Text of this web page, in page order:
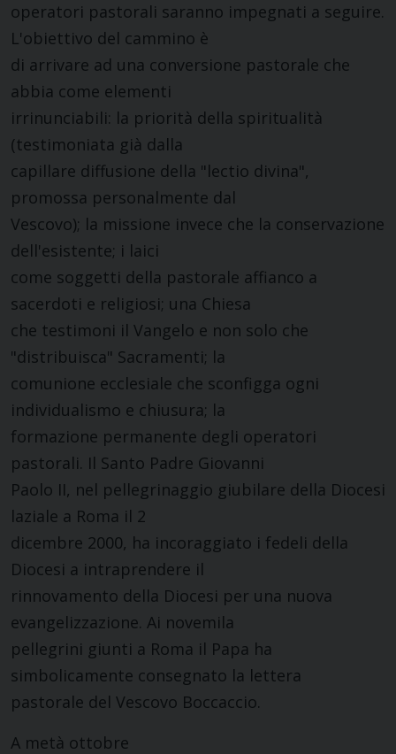
operatori pastorali saranno impegnati a seguire.
L'obiettivo del cammino è
di arrivare ad una conversione pastorale che
abbia come elementi
irrinunciabili: la priorità della spiritualità
(testimoniata già dalla
capillare diffusione della "lectio divina",
promossa personalmente dal
Vescovo); la missione invece che la conservazione
dell'esistente; i laici
come soggetti della pastorale affianco a
sacerdoti e religiosi; una Chiesa
che testimoni il Vangelo e non solo che
"distribuisca" Sacramenti; la
comunione ecclesiale che sconfigga ogni
individualismo e chiusura; la
formazione permanente degli operatori
pastorali. Il Santo Padre Giovanni
Paolo II, nel pellegrinaggio giubilare della Diocesi
laziale a Roma il 2
dicembre 2000, ha incoraggiato i fedeli della
Diocesi a intraprendere il
rinnovamento della Diocesi per una nuova
evangelizzazione. Ai novemila
pellegrini giunti a Roma il Papa ha
simbolicamente consegnato la lettera
pastorale del Vescovo Boccaccio.
A metà ottobre